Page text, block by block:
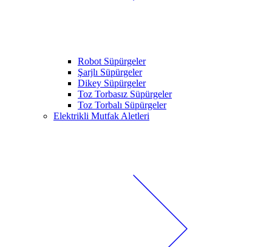
Robot Süpürgeler
Şarjlı Süpürgeler
Dikey Süpürgeler
Toz Torbasız Süpürgeler
Toz Torbalı Süpürgeler
Elektrikli Mutfak Aletleri